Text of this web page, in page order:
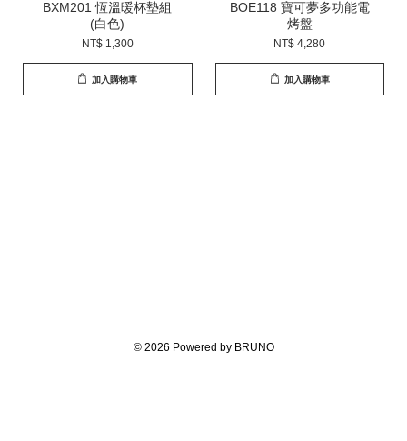
BXM201 恆溫暖杯墊組
(白色)
NT$ 1,300
加入購物車
BOE118 寶可夢多功能電
烤盤
NT$ 4,280
加入購物車
© 2026 Powered by BRUNO